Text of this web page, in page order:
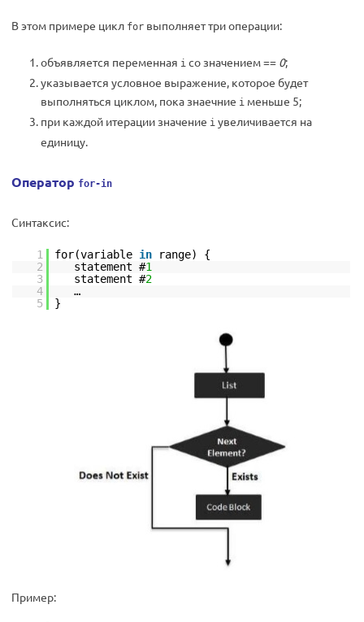
В этом примере цикл for выполняет три операции:
объявляется переменная i со значением == 0;
указывается условное выражение, которое будет
выполняться циклом, пока знаечние i меньше 5;
при каждой итерации значение i увеличивается на
единицу.
Оператор for-in
Синтаксис:
1 for(variable in
range) {
2
statement #1
3
statement #2
4
…
5
}
Пример: